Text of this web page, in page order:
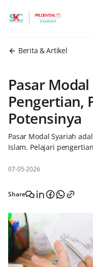
Berita & Artikel
Pasar
Pengertian,
Potensinya
Pasar Modal Syariah
Islam. Pelajari
07-05-2026
Share